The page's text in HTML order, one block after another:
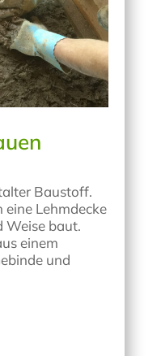
Baustoff.
Lehmdecke
baut.
einem
und